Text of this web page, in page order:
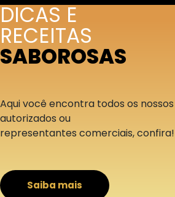
DICAS E
RECEITAS
SABOROSAS
Aqui você encontra todos os
autorizados ou
representantes comerciais, confira!
Saiba mais